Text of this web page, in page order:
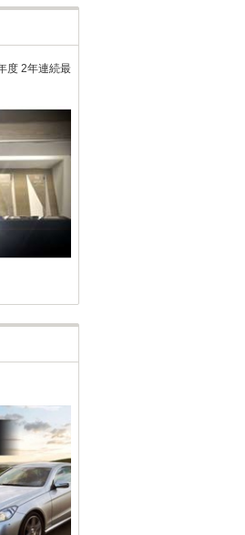
5
させて頂きました。 ディーラーとしての経験
けました。 いつも有り難う御座います。 特に
（2026/07購入）
度 2年連続最